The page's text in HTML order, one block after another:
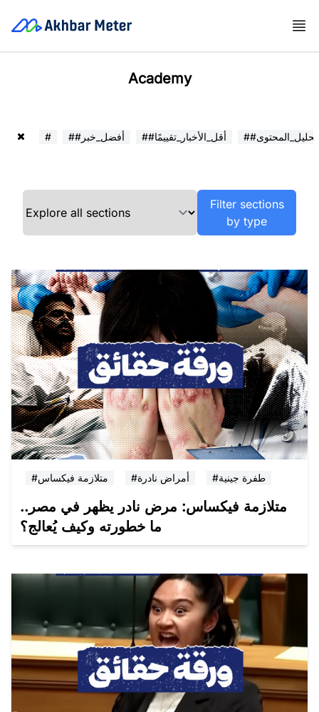
Academy
# ##أفضل_خبر ##أقل_الأخبار_تقييمًا ##تحليل_المحتوى
Filter sections
by type
#متلازمة فيكساس #أمراض نادرة #طفرة جينية
متلازمة فيكساس: مرض نادر يظهر في مصر..
ما خطورته وكيف يُعالج؟